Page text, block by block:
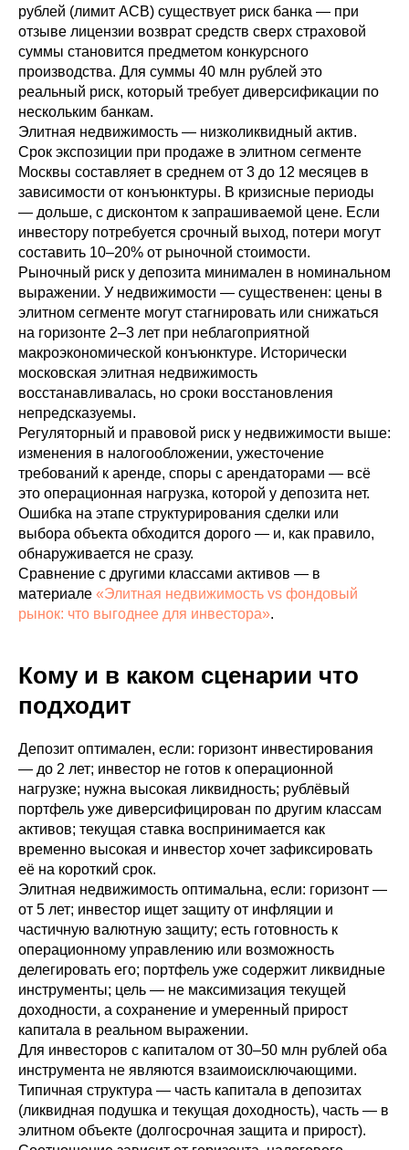
рублей (лимит АСВ) существует риск банка — при
отзыве лицензии возврат средств сверх страховой
суммы становится предметом конкурсного
производства. Для суммы 40 млн рублей это
реальный риск, который требует диверсификации по
нескольким банкам.
Элитная недвижимость — низколиквидный актив.
Срок экспозиции при продаже в элитном сегменте
Москвы составляет в среднем от 3 до 12 месяцев в
зависимости от конъюнктуры. В кризисные периоды
— дольше, с дисконтом к запрашиваемой цене. Если
инвестору потребуется срочный выход, потери могут
составить 10–20% от рыночной стоимости.
Рыночный риск у депозита минимален в номинальном
выражении. У недвижимости — существенен: цены в
элитном сегменте могут стагнировать или снижаться
на горизонте 2–3 лет при неблагоприятной
макроэкономической конъюнктуре. Исторически
московская элитная недвижимость
восстанавливалась, но сроки восстановления
непредсказуемы.
Регуляторный и правовой риск у недвижимости выше:
изменения в налогообложении, ужесточение
требований к аренде, споры с арендаторами — всё
это операционная нагрузка, которой у депозита нет.
Ошибка на этапе структурирования сделки или
выбора объекта обходится дорого — и, как правило,
обнаруживается не сразу.
Сравнение с другими классами активов — в
материале «Элитная недвижимость vs фондовый
рынок: что выгоднее для инвестора».
Кому и в каком сценарии что
подходит
Депозит оптимален, если: горизонт инвестирования
— до 2 лет; инвестор не готов к операционной
нагрузке; нужна высокая ликвидность; рублёвый
портфель уже диверсифицирован по другим классам
активов; текущая ставка воспринимается как
временно высокая и инвестор хочет зафиксировать
её на короткий срок.
Элитная недвижимость оптимальна, если: горизонт —
от 5 лет; инвестор ищет защиту от инфляции и
частичную валютную защиту; есть готовность к
операционному управлению или возможность
делегировать его; портфель уже содержит ликвидные
инструменты; цель — не максимизация текущей
доходности, а сохранение и умеренный прирост
капитала в реальном выражении.
Для инвесторов с капиталом от 30–50 млн рублей оба
инструмента не являются взаимоисключающими.
Типичная структура — часть капитала в депозитах
(ликвидная подушка и текущая доходность), часть — в
элитном объекте (долгосрочная защита и прирост).